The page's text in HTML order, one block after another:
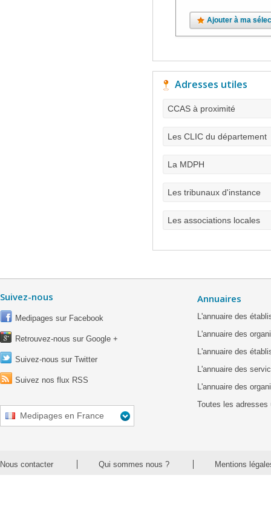
Ajouter à ma
Adresses utiles
CCAS à proximité
Les CLIC du département
La MDPH
Les tribunaux d'instance
Les associations locales
Suivez-nous
Medipages sur Facebook
Retrouvez-nous sur Google +
Suivez-nous sur Twitter
Suivez nos flux RSS
Medipages en France
Annuaires
L'annuaire des
L'annuaire des
L'annuaire des
L'annuaire des
L'annuaire des
Toutes les adresses
Nous contacter Qui sommes nous ? Mentions